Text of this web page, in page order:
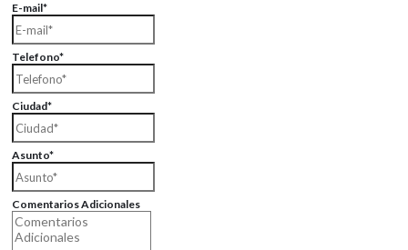
E-mail*
Telefono*
Ciudad*
Asunto*
Comentarios Adicionales